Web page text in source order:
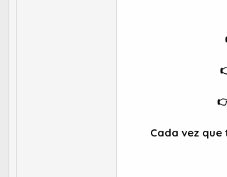
Cada vez que